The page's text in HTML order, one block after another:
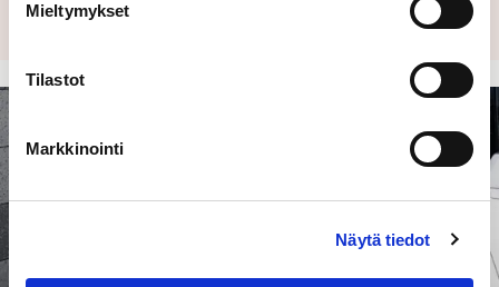
Mieltymykset
Tilastot
Markkinointi
Näytä tiedot
kokonaiskustannuksiasi sekä hiilijalanjälkeäsi!